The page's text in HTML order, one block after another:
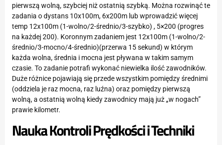
pierwszą wolną, szybciej niż ostatnią szybką. Można rozwinąć te
zadania o dystans 10x100m, 6x200m lub wprowadzić więcej
temp 12x100m (1-wolno/2-średnio/3-szybko) , 5×200 (progres
na każdej 200). Koronnym zadaniem jest 12x100m (1-wolno/2-
średnio/3-mocno/4-średnio)(przerwa 15 sekund) w którym
każda wolna, średnia i mocna jest pływana w takim samym
czasie. To zadanie potrafi wykonać niewielka ilość zawodników.
Duże różnice pojawiają się przede wszystkim pomiędzy średnimi
(oddziela je raz mocna, raz luźna) oraz pomiędzy pierwszą
wolną, a ostatnią wolną kiedy zawodnicy mają już „w nogach”
prawie kilometr.
Nauka Kontroli Prędkości i Techniki